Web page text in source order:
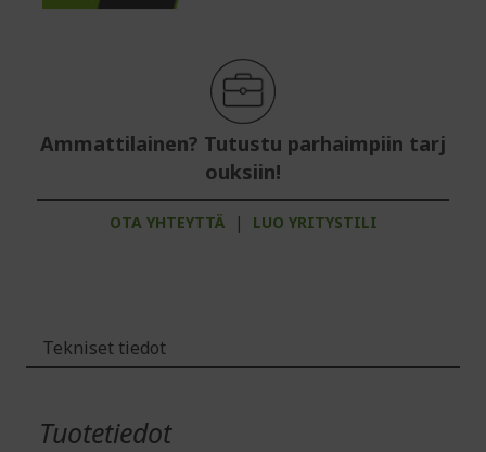
Ammattilainen? Tutustu parhaimpiin tarj
ouksiin!
OTA YHTEYTTÄ | LUO YRITYSTILI
Tekniset tiedot
Tuotetiedot